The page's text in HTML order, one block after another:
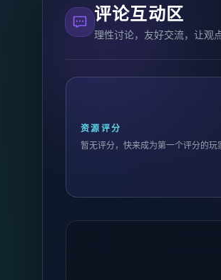
评论互动区
理性讨论，友好交流，让观
资源评分
暂无评分，快来成为第一个评分的玩